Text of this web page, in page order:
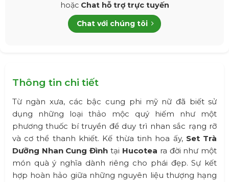
hoặc Chat hỗ trợ trực tuyến
Chat với chúng tôi
Thông tin chi tiết
Từ ngàn xưa, các bậc cung phi mỹ nữ đã biết sử
dụng những loại thảo mộc quý hiếm như một
phương thuốc bí truyền để duy trì nhan sắc rạng rỡ
và cơ thể thanh khiết. Kế thừa tinh hoa ấy, Set Trà
Dưỡng Nhan Cung Đình tại Hucotea ra đời như một
món quà ý nghĩa dành riêng cho phái đẹp. Sự kết
hợp hoàn hảo giữa những nguyên liệu thượng hạng